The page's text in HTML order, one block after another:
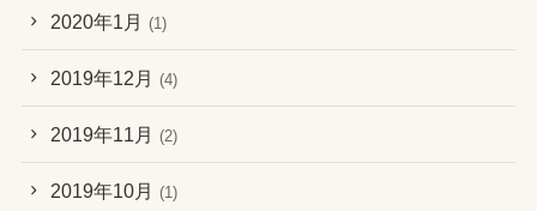
2020年1月 (1)
2019年12月 (4)
2019年11月 (2)
2019年10月 (1)